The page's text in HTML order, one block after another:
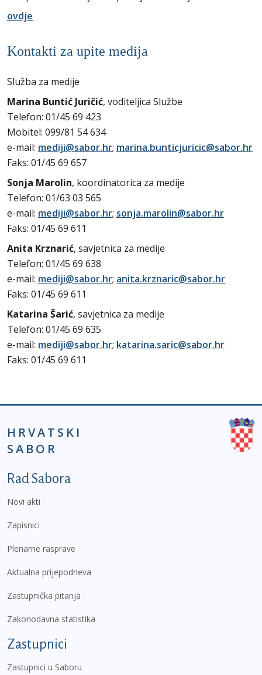
ovdje
Kontakti za upite medija
Služba za medije
Marina Buntić Juričić, voditeljica Službe
Telefon: 01/45 69 423
Mobitel: 099/81 54 634
e-mail: mediji@sabor.hr; marina.bunticjuricic@sabor.hr
Faks: 01/45 69 657
Sonja Marolin, koordinatorica za medije
Telefon: 01/63 03 565
e-mail: mediji@sabor.hr; sonja.marolin@sabor.hr
Faks: 01/45 69 611
Anita Krznarić, savjetnica za medije
Telefon: 01/45 69 638
e-mail: mediji@sabor.hr; anita.krznaric@sabor.hr
Faks: 01/45 69 611
Katarina Šarić, savjetnica za medije
Telefon: 01/45 69 635
e-mail: mediji@sabor.hr; katarina.saric@sabor.hr
Faks: 01/45 69 611
HRVATSKI
SABOR
Podnožje prvi izbornik
Rad Sabora
Novi akti
Zapisnici
Plenarne rasprave
Aktualna prijepodneva
Zastupnička pitanja
Zakonodavna statistika
Zastupnici
Zastupnici u Saboru